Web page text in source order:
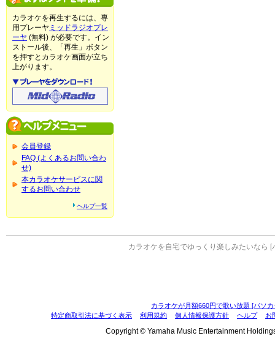
カラオケを再生するには、専
用プレーヤ ミッドラジオプレ
ーヤ (無料) が必要です。イン
ストール後、「再生」ボタン
を押すとカラオケ画面が立ち
上がります。
会員登録
FAQ (よくあるお問い合わ
せ)
本カラオケサービスに関
するお問い合わせ
ヘルプ一覧
カラオケを自宅でゆっくり楽しみたいなら [
カラオケが月額660円で歌い放題 [パソ
特定商取引法に基づく表示
利用規約 個人情報保護方針 ヘルプ お
Copyright © Yamaha Music Entertainment